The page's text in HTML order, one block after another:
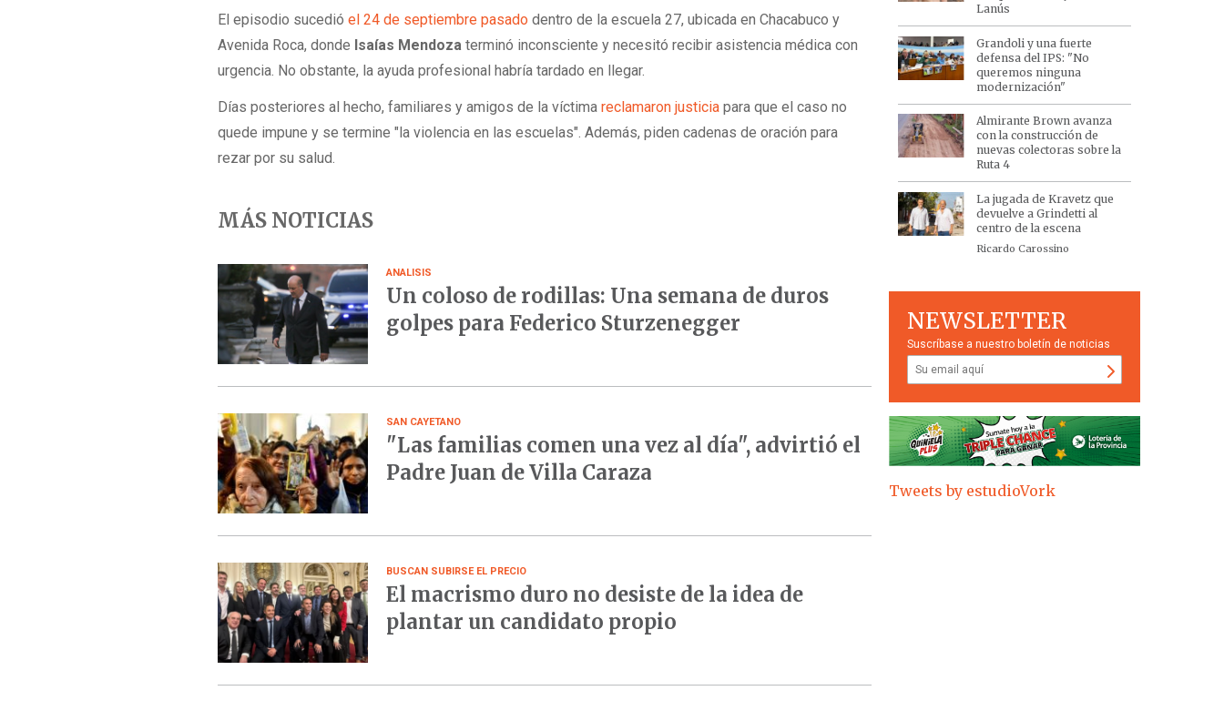
El episodio sucedióel 24 de septiembre pasado dentro de la escuela 27, ubicada en Chacabuco y
Avenida Roca, donde Isaías Mendozaterminó inconsciente y necesitó recibir asistencia médica con
urgencia. No obstante, la ayuda profesional habría tardado en llegar.
Días posteriores al hecho, familiares y amigos de la víctimareclamaron justicia para que el caso no
quede impune y se termine "la violencia en las escuelas". Además, piden cadenas de oración para
rezar por su salud.
MÁS NOTICIAS
ANALISIS
Un coloso de rodillas: Una semana de duros
golpes para Federico Sturzenegger
SAN CAYETANO
"Las familias comen una vez al día", advirtió el
Padre Juan de Villa Caraza
BUSCAN SUBIRSE EL PRECIO
El macrismo duro no desiste de la idea de
plantar un candidato propio
Lanús
Grandoli y una fuerte
defensa del IPS: "No
queremos ninguna
modernización"
Almirante Brown avanza
con la construcción de
nuevas colectoras sobre la
Ruta 4
La jugada de Kravetz que
devuelve a Grindetti al
centro de la escena
Ricardo Carossino
NEWSLETTER
Suscríbase a nuestro boletín de noticias
Tweets by estudioVork